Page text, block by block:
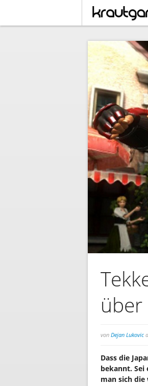
über
von Dejan Lukovic
Dass die
bekannt. Sei
man sich die